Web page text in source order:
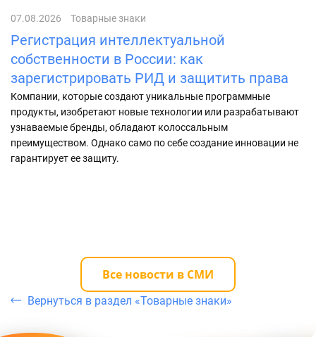
07.08.2026 Товарные знаки
Регистрация интеллектуальной
собственности в России: как
зарегистрировать РИД и защитить права
Компании, которые создают уникальные программные
продукты, изобретают новые технологии или разрабатывают
узнаваемые бренды, обладают колоссальным
преимуществом. Однако само по себе создание инновации не
гарантирует ее защиту.
Все новости в СМИ
Вернуться в раздел «Товарные знаки»